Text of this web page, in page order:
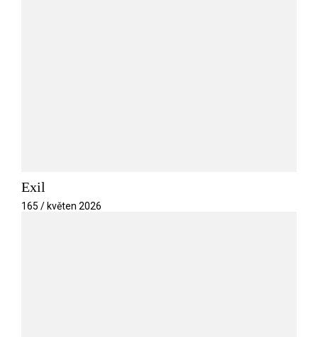
Exil
165 / květen 2026